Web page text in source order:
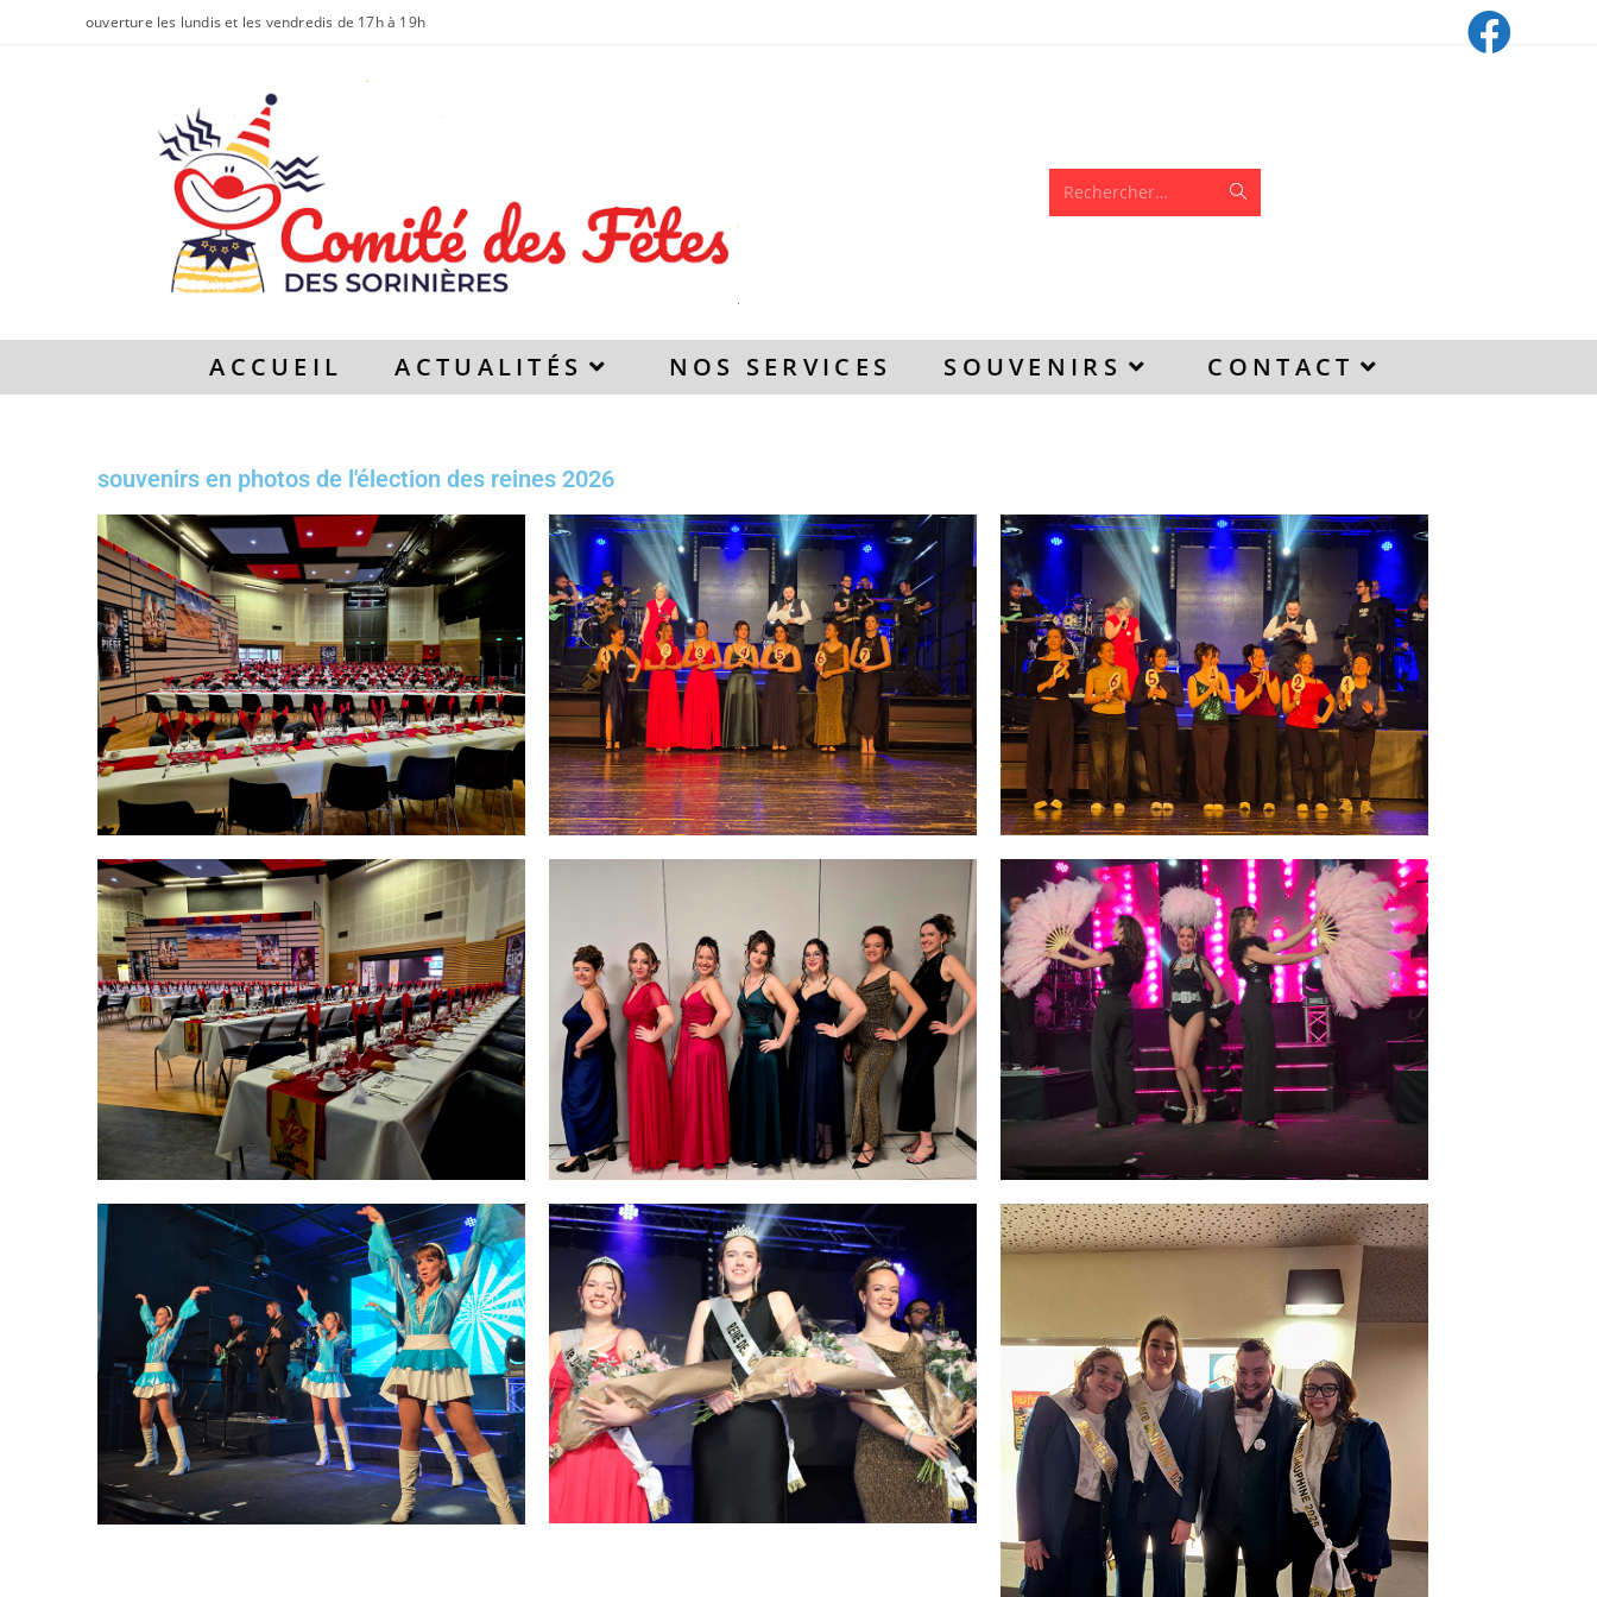
ouverture les lundis et les vendredis de 17h à 19h
Rechercher…
ACCUEIL ACTUALITÉS NOS SERVICES SOUVENIRS CONTACT
souvenirs en photos de l'élection des reines 2026